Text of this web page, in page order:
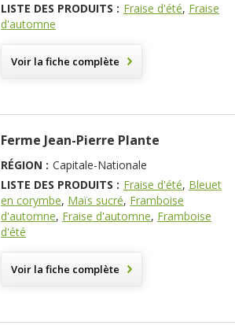
LISTE DES PRODUITS : Fraise d'été, Fraise
d'automne
Voir la fiche complète
Ferme Jean-Pierre Plante
RÉGION : Capitale-Nationale
LISTE DES PRODUITS : Fraise d'été, Bleuet
en corymbe, Maïs sucré, Framboise
d'automne, Fraise d'automne, Framboise
d'été
Voir la fiche complète